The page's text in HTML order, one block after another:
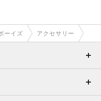
ーイズ アクセサリー